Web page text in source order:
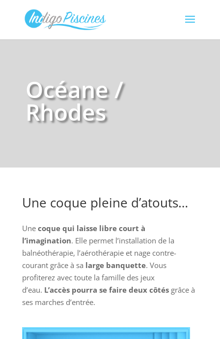
Océane /
Rhodes
Une coque pleine d’atouts…
Une coque qui laisse libre court à
l’imagination. Elle permet l’installation de la
balnéothérapie, l’aérothérapie et nage contre-
courant grâce à sa large banquette. Vous
profiterez avec toute la famille des jeux
d’eau. L’accès pourra se faire deux côtésgrâce à
ses marches d’entrée.